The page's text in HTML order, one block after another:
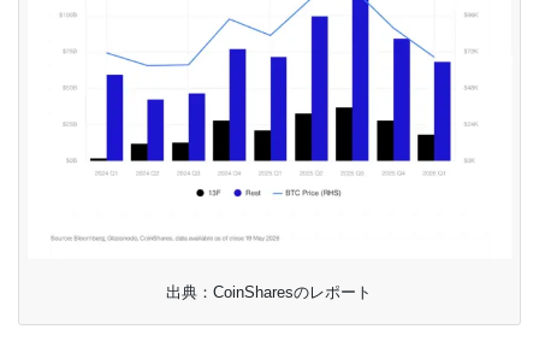
出典：CoinSharesのレポート